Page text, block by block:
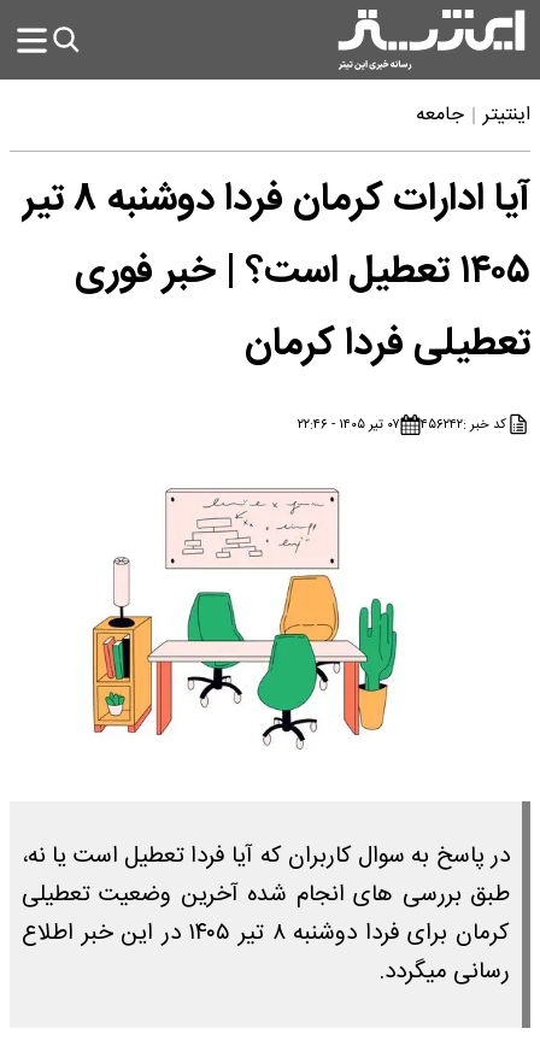
اینتیتر جامعه
آیا ادارات کرمان فردا دوشنبه ۸ تیر
۱۴۰۵ تعطیل است؟ | خبر فوری
تعطیلی فردا کرمان
کد خبر :۴۵۶۲۴۲ ۰۷ تیر ۱۴۰۵ - ۲۲:۴۶
در پاسخ به سوال کاربران که آیا فردا تعطیل است یا نه،
طبق بررسی های انجام شده آخرین وضعیت تعطیلی
کرمان برای فردا دوشنبه ۸ تیر ۱۴۰۵ در این خبر اطلاع
رسانی میگردد.